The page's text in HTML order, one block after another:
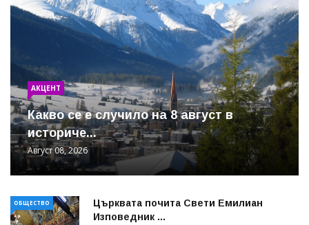
АКЦЕНТ
Какво се е случило на 8 август в
историче...
Август 08, 2026
ОБЩЕСТВО
Църквата почита Свeти Емилиан
Изповедник ...